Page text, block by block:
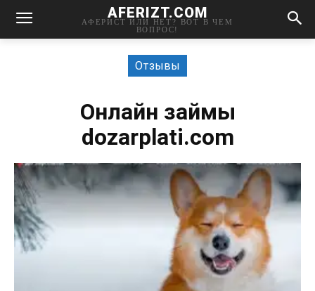
AFERIZT.COM
АФЕРИСТ ИЛИ НЕТ? ВОТ В ЧЕМ
ВОПРОС!
Отзывы
Онлайн займы
dozarplati.com